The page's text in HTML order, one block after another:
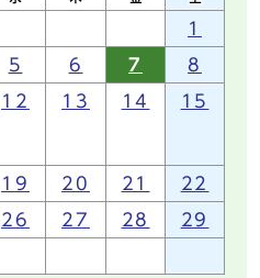
1
5 6 7 8
12 13 14 15
19 20 21 22
26 27 28 29